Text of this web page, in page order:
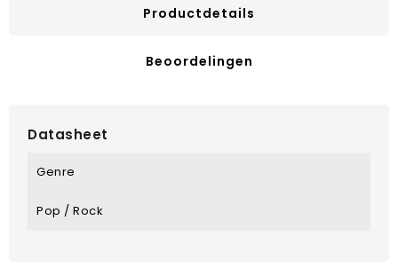
Productdetails
Beoordelingen
Datasheet
Genre
Pop / Rock